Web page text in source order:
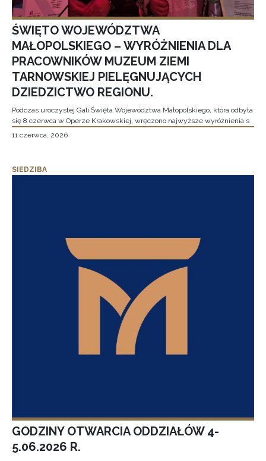
ŚWIĘTO WOJEWÓDZTWA
MAŁOPOLSKIEGO – WYRÓŻNIENIA DLA
PRACOWNIKÓW MUZEUM ZIEMI
TARNOWSKIEJ PIELĘGNUJĄCYCH
DZIEDZICTWO REGIONU.
Podczas uroczystej Gali Święta Województwa Małopolskiego, która odbyła
się 8 czerwca w Operze Krakowskiej, wręczono najwyższe wyróżnienia s
11 czerwca, 2026
SIEDZIBA
GODZINY OTWARCIA ODDZIAŁÓW 4-
5.06.2026 R.